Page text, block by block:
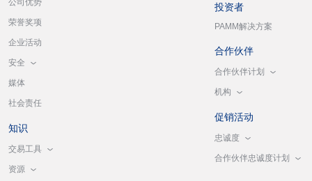
公司优势
荣誉奖项
企业活动
安全
媒体
社会责任
知识
交易工具
资源
投资者
PAMM解决方案
合作伙伴
合作伙伴计划
机构
促销活动
忠诚度
合作伙伴忠诚度计划